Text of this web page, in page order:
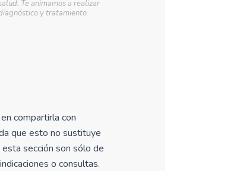
Te animamos a realizar
y tratamiento
compartirla con
que esto no sustituye
sección son sólo de
o consultas.